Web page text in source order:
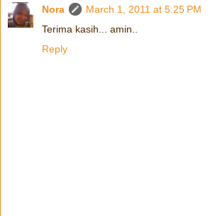
Nora
March 1, 2011 at 5:25 PM
Terima kasih... amin..
Reply